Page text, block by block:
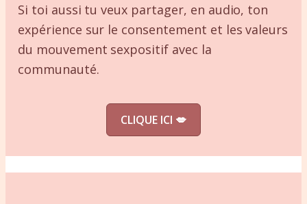
Si toi aussi tu veux partager, en audio, ton
expérience sur le consentement et les valeurs
du mouvement sexpositif avec la
communauté.
CLIQUE ICI 💋